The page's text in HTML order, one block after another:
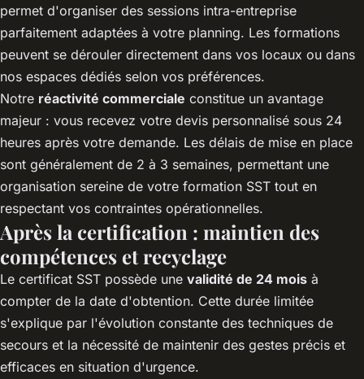
permet d'organiser des sessions intra-entreprise
parfaitement adaptées à votre planning. Les formations
peuvent se dérouler directement dans vos locaux ou dans
nos espaces dédiés selon vos préférences.
Notre réactivité commerciale constitue un avantage
majeur : vous recevez votre devis personnalisé sous 24
heures après votre demande. Les délais de mise en place
sont généralement de 2 à 3 semaines, permettant une
organisation sereine de votre formation SST tout en
respectant vos contraintes opérationnelles.
Après la certification : maintien des
compétences et recyclage
Le certificat SST possède une validité de 24 mois à
compter de la date d'obtention. Cette durée limitée
s'explique par l'évolution constante des techniques de
secours et la nécessité de maintenir des gestes précis et
efficaces en situation d'urgence.